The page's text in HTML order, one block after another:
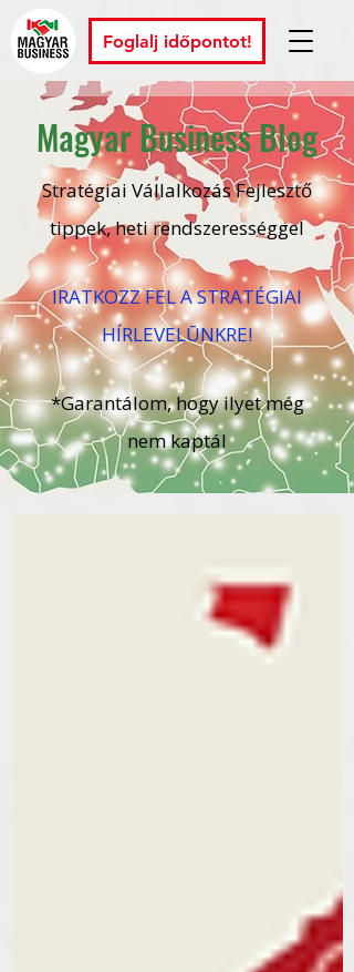
Foglalj időpontot!
Magyar Business Blog
Stratégiai Vállalkozás Fejlesztő
tippek, heti rendszerességgel
IRATKOZZ FEL A STRATÉGIAI
HÍRLEVELŪNKRE!
*Garantálom, hogy ilyet még
nem kaptál